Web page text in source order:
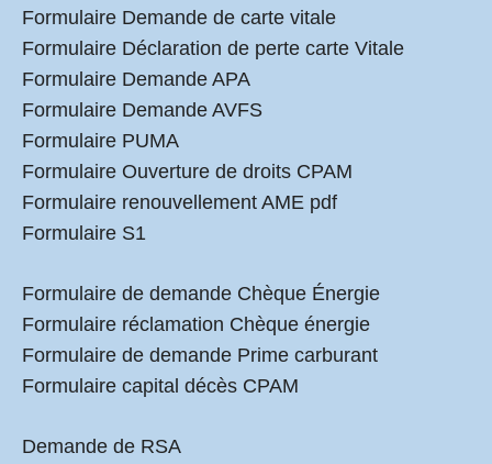
Formulaire Demande de carte vitale
Formulaire Déclaration de perte carte Vitale
Formulaire Demande APA
Formulaire Demande AVFS
Formulaire PUMA
Formulaire Ouverture de droits CPAM
Formulaire renouvellement AME pdf
Formulaire S1
Formulaire de demande Chèque Énergie
Formulaire réclamation Chèque énergie
Formulaire de demande Prime carburant
Formulaire capital décès CPAM
Demande de RSA